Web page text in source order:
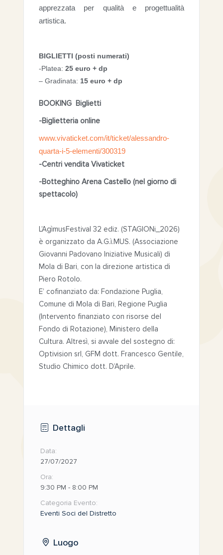
apprezzata per qualità e progettualità
artistica.
BIGLIETTI (posti numerati)
-Platea: 25 euro + dp
– Gradinata: 15 euro + dp
BOOKING Biglietti
-Biglietteria online
www.vivaticket.com/it/ticket/alessandro-
quarta-i-5-elementi/300319
-Centri vendita Vivaticket
-Botteghino Arena Castello (nel giorno di
spettacolo)
L’AgìmusFestival 32 ediz. (STAGIONi_2026)
è organizzato da A.G.ì.MUS. (Associazione
Giovanni Padovano Iniziative Musicali) di
Mola di Bari, con la direzione artistica di
Piero Rotolo.
E’ cofinanziato da: Fondazione Puglia,
Comune di Mola di Bari, Regione Puglia
(Intervento finanziato con risorse del
Fondo di Rotazione), Ministero della
Cultura. Altresì, si avvale del sostegno di:
Optivision srl, GFM dott. Francesco Gentile,
Studio Chimico dott. D’Aprile.
Dettagli
Data:
27/07/2027
Ora:
9:30 PM - 8:00 PM
Categoria Evento:
Eventi Soci del Distretto
Luogo